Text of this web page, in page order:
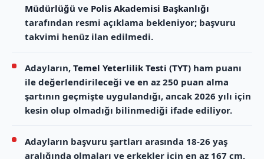
Müdürlüğü ve Polis Akademisi Başkanlığı
tarafından resmi açıklama bekleniyor; başvuru
takvimi henüz ilan edilmedi.
Adayların, Temel Yeterlilik Testi (TYT) ham puanı
ile değerlendirileceği ve en az 250 puan alma
şartının geçmişte uygulandığı, ancak 2026 yılı için
kesin olup olmadığı bilinmediği ifade ediliyor.
Adayların başvuru şartları arasında 18-26 yaş
aralığında olmaları ve erkekler için en az 167 cm,